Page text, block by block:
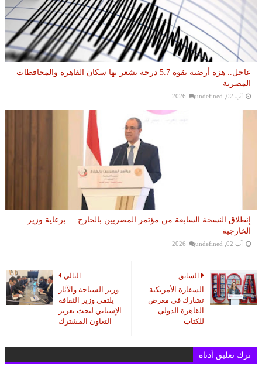
عاجل.. هزة أرضية بقوة 5.7 درجة يشعر بها سكان القاهرة والمحافظات
المصرية
آب 02, 2026 undefined
إنطلاق النسخة السابعة من مؤتمر المصريين بالخارج ... برعاية وزير
الخارجية
آب 02, 2026 undefined
التالي
وزير السياحة والآثار
يلتقي وزير الثقافة
الإسباني لبحث تعزيز
التعاون المشترك
السابق
السفارة الأمريكية
تشارك في معرض
القاهرة الدولي
للكتاب
ترك تعليق أدناه